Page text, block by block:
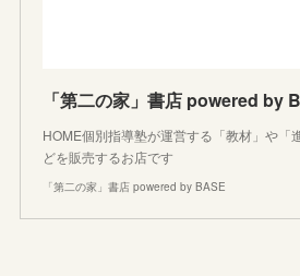
「第二の家」書店 powered by
HOME個別指導塾が運営する「教材」や「
どを販売するお店です
「第二の家」書店 powered by BASE